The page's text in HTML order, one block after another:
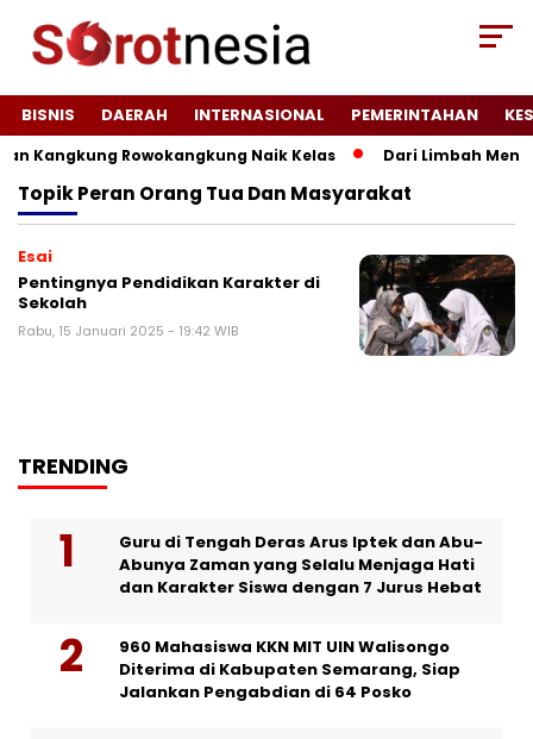
BISNIS DAERAH INTERNASIONAL PEMERINTAHAN
Kangkung Rowokangkung Naik Kelas Dari Limbah
TopikPeran Orang Tua Dan Masyarakat
Esai
Pentingnya Pendidikan Karakter di
Sekolah
Rabu, 15 Januari 2025 - 19:42 WIB
TRENDING
Guru di Tengah Deras Arus Iptek dan Abu-
Abunya Zaman yang Selalu Menjaga Hati
dan Karakter Siswa dengan 7 Jurus Hebat
960 Mahasiswa KKN MIT UIN Walisongo
Diterima di Kabupaten Semarang, Siap
Jalankan Pengabdian di 64 Posko